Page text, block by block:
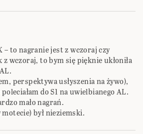
– to nagranie jest z wczoraj czy
wczoraj, to bym się pięknie ukłoniła
perspektywa usłyszenia na żywo),
do S1 na uwielbianego AL.
mało nagrań.
był nieziemski.